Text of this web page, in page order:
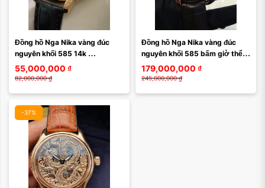
Đồng hồ Nga Nika vàng đúc
nguyên khối 585 14k
10580123A
55,000,000 ₫
82,000,000 ₫
Đồng hồ Nga Nika vàng đúc
nguyên khối 585 bấm giờ thể
thao 1101.0.3.83
179,000,000 ₫
245,000,000 ₫
-37%